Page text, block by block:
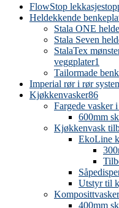
FlowStop
Heldekkende
Stala ONE
Stala Seven
StalaTex
veggplater1
Tailormade
Imperial rør i rør
Kjøkkenvasker86
Fargede vasker
600mm
Kjøkkenvask
EkoLine
Utstyr til
Komposittvasker
400mm